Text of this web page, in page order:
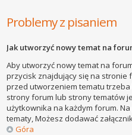
Problemy z pisaniem
Jak utworzyć nowy temat na
Aby utworzyć nowy temat na
przycisk znajdujący się na stronie
przed utworzeniem tematu
strony forum lub strony tematów
użytkownika na każdym forum.
tematy, Możesz dodawać
Góra